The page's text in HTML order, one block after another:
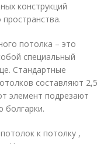
конструкций
потолка – это
специальный
Стандартные
составляют 2,5
элемент подрезают
к потолку ,